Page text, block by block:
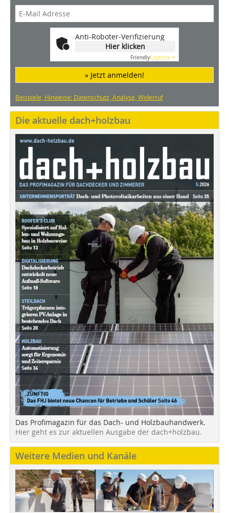
Anti-Roboter-Verifizierung
Hier klicken
FriendlyCaptcha ⇗
» Jetzt anmelden!
Beispiele, Hinweise: Datenschutz, Analyse, Widerruf
Die aktuelle dach+holzbau
Das Profimagazin für das Dach- und Holzbauhandwerk.
Hier geht es zur aktuellen Ausgabe der dach+holzbau.
Weitere Medien und Kanäle